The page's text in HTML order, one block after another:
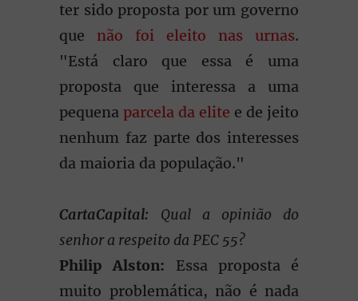
ter sido proposta por um governo
que não foi eleito nas urnas.
"Está claro que essa é uma
proposta que interessa a uma
pequena parcela da elite e de jeito
nenhum faz parte dos interesses
da maioria da população."
CartaCapital:
Qual a opinião do
senhor a respeito da PEC 55?
Philip Alston: Essa proposta é
muito problemática, não é nada